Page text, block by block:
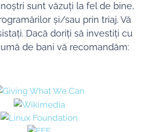
sunt văzuți la fel de bine,
și/sau prin triaj. Vă
Dacă doriți să investiți cu
de bani vă recomandăm: